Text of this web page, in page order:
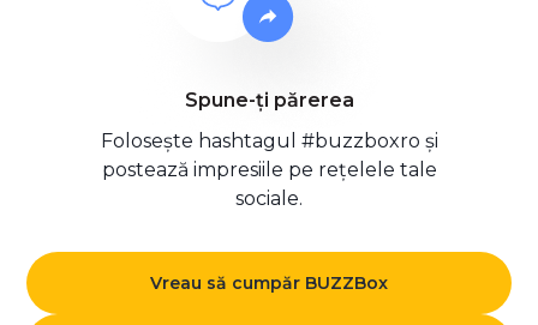
Spune-ți părerea
Folosește hashtagul #buzzboxro și
postează impresiile pe rețelele tale
sociale.
Vreau să cumpăr BUZZBox